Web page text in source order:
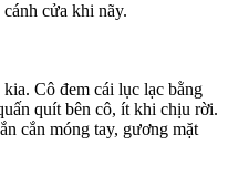
cửa khi nãy.
Cô đem cái lục lạc bằng
quít bên cô, ít khi chịu rời.
cắn móng tay, gương mặt